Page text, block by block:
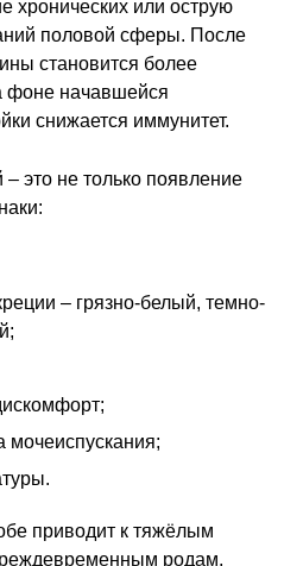
хронических или острую
половой сферы. После
становится более
фоне начавшейся
снижается иммунитет.
это не только появление
– грязно-белый, темно-
мочеиспускания;
приводит к тяжёлым
родам,